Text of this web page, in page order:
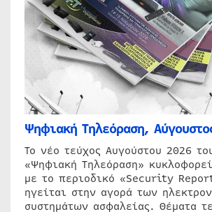
Ψηφιακή Τηλεόραση,
Το νέο τεύχος Αυγούστου 2026
«Ψηφιακή Τηλεόραση»
με το περιοδικό «Security
ηγείται στην αγορά των
συστημάτων ασφαλείας. Θέματα